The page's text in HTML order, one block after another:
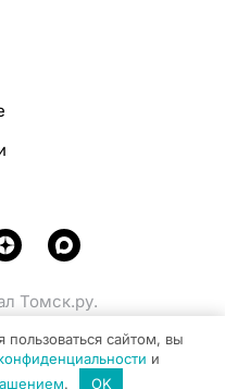
Томск.ру.
связи и массовых
сайтом, вы
и
. OK